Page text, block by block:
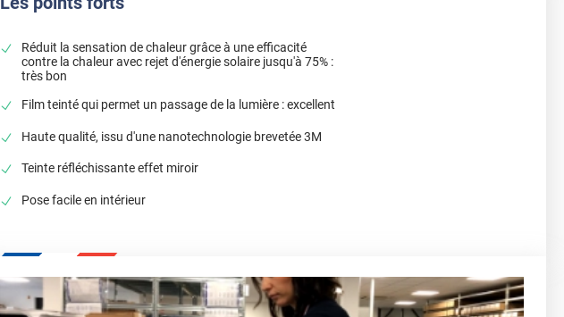
Réduit la sensation de chaleur grâce à une efficacité
contre la chaleur avec rejet d'énergie solaire jusqu'à 75% :
très bon
Film teinté qui permet un passage de la lumière : excellent
Haute qualité, issu d'une nanotechnologie brevetée 3M
Teinte réfléchissante effet miroir
Pose facile en intérieur